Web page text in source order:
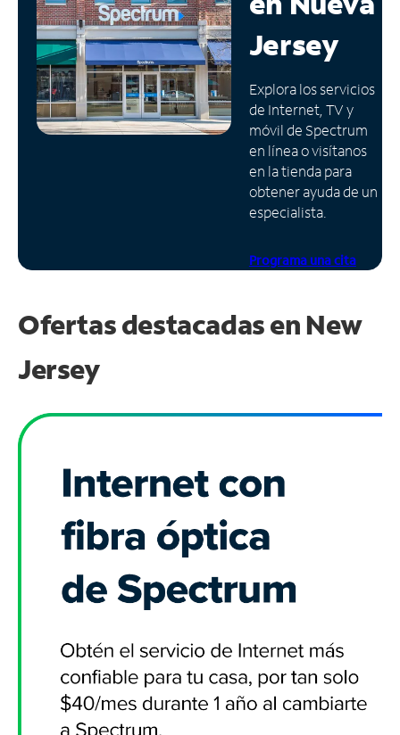
Administrar
cuenta
Encuentra
una
tienda
Jersey
Explora los servicios
de Internet, TV y
móvil de Spectrum
en línea o visítanos
en la tienda para
obtener ayuda de un
especialista.
Programa una cita
Ofertas destacadas en New
Jersey